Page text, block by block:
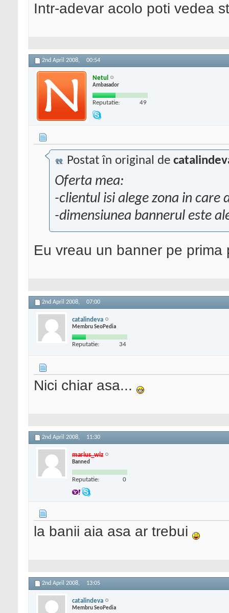
Intr-adevar acolo poti vedea
2nd April 2008, 00:54
Netul
Ambasador
Reputatie: 49
Postat în original de
Oferta mea:
-clientul isi alege zona in care
-dimensiunea bannerul este
Eu vreau un banner pe
2nd April 2008, 07:00
catalindeva
Membru SeoPedia
Reputatie: 34
Nici chiar asa...
2nd April 2008, 11:30
marius_wiz
Banned
Reputatie: 0
la banii aia asa ar trebui
2nd April 2008, 13:05
catalindeva
Membru SeoPedia